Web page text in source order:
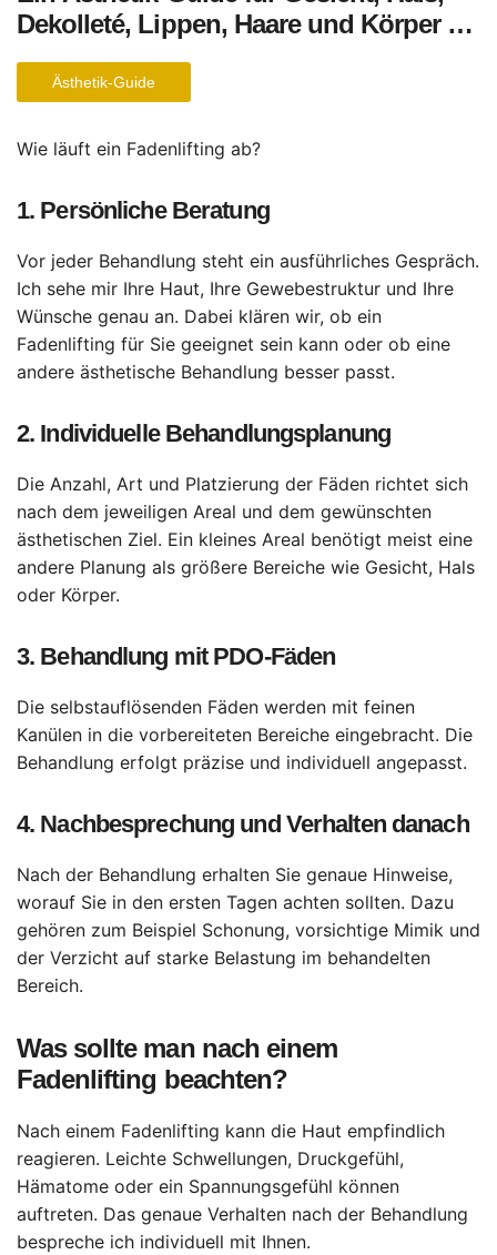
Dekolleté, Lippen, Haare und Körper …
Ästhetik-Guide
Wie läuft ein Fadenlifting ab?
1. Persönliche Beratung
Vor jeder Behandlung steht ein ausführliches Gespräch.
Ich sehe mir Ihre Haut, Ihre Gewebestruktur und Ihre
Wünsche genau an. Dabei klären wir, ob ein
Fadenlifting für Sie geeignet sein kann oder ob eine
andere ästhetische Behandlung besser passt.
2. Individuelle Behandlungsplanung
Die Anzahl, Art und Platzierung der Fäden richtet sich
nach dem jeweiligen Areal und dem gewünschten
ästhetischen Ziel. Ein kleines Areal benötigt meist eine
andere Planung als größere Bereiche wie Gesicht, Hals
oder Körper.
3. Behandlung mit PDO-Fäden
Die selbstauflösenden Fäden werden mit feinen
Kanülen in die vorbereiteten Bereiche eingebracht. Die
Behandlung erfolgt präzise und individuell angepasst.
4. Nachbesprechung und Verhalten danach
Nach der Behandlung erhalten Sie genaue Hinweise,
worauf Sie in den ersten Tagen achten sollten. Dazu
gehören zum Beispiel Schonung, vorsichtige Mimik und
der Verzicht auf starke Belastung im behandelten
Bereich.
Was sollte man nach einem
Fadenlifting beachten?
Nach einem Fadenlifting kann die Haut empfindlich
reagieren. Leichte Schwellungen, Druckgefühl,
Hämatome oder ein Spannungsgefühl können
auftreten. Das genaue Verhalten nach der Behandlung
bespreche ich individuell mit Ihnen.